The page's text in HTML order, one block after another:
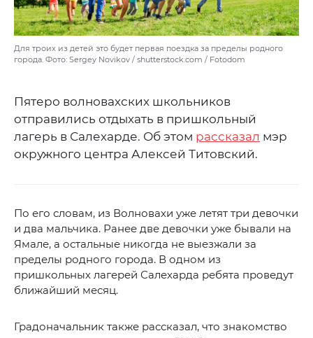
Для троих из детей это будет первая поездка за пределы родного
города. Фото: Sergey Novikov / shutterstock.com / Fotodom
Пятеро волновахских школьников
отправились отдыхать в пришкольный
лагерь в Салехарде. Об этом рассказал мэр
окружного центра Алексей Титовский.
По его словам, из Волновахи уже летят три девочки
и два мальчика. Ранее две девочки уже бывали на
Ямале, а остальные никогда не выезжали за
пределы родного города. В одном из
пришкольных лагерей Салехарда ребята проведут
ближайший месяц.
Градоначальник также рассказал, что знакомство